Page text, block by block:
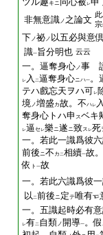
キニ レ
非無意識ノ 之論文
下ノ祕ノ 以五必與意
識一 旨分明也 云云
一。逼奪身心ノ事
レ 入 二逼奪身心ニハ一。
テハ戲忘天ヲハ可レ
境ノ増盛 カ故。不ハレ
奪身心トハ申 スベキ
レ逼セ レ樂ニ遂ニ致ス レ死
一。若此一識爲彼
前後ニ不 カ 二相續一故
依 ト 一故
一。若此六識爲彼
以 二前後ニ定テ唯有
一。五識起時必有
レ有二 自類ノ 開導一。假